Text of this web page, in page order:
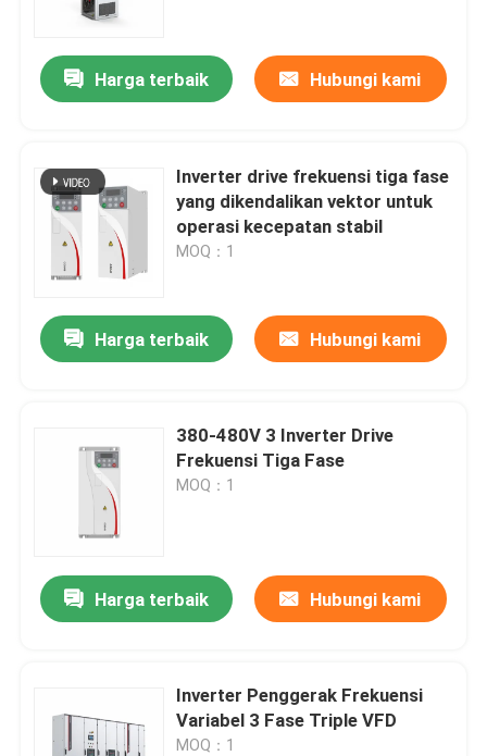
Harga terbaik Hubungi kami
Inverter drive frekuensi tiga fase
yang dikendalikan vektor untuk
operasi kecepatan stabil
MOQ：1
Harga terbaik Hubungi kami
380-480V 3 Inverter Drive
Frekuensi Tiga Fase
MOQ：1
Harga terbaik Hubungi kami
Inverter Penggerak Frekuensi
Variabel 3 Fase Triple VFD
MOQ：1